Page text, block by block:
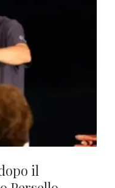
il